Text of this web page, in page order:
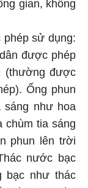
sử dụng:
được phép
(thường được
Ống phun
sáng như hoa
chùm tia sáng
phun lên trời
nước bạc
bạc như thác